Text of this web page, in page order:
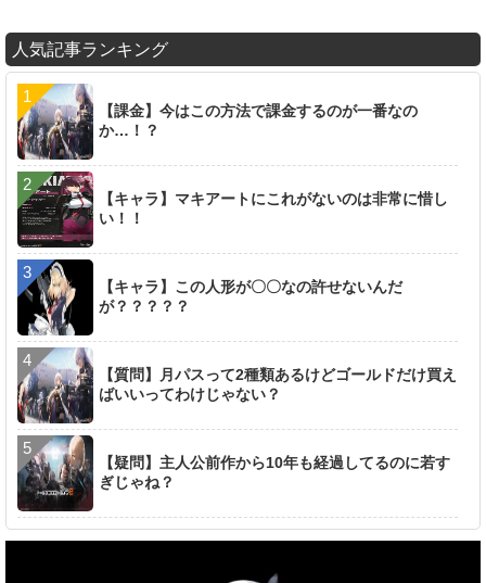
人気記事ランキング
【課金】今はこの方法で課金するのが一番なの
か…！？
【キャラ】マキアートにこれがないのは非常に惜し
い！！
【キャラ】この人形が〇〇なの許せないんだ
が？？？？？
【質問】月パスって2種類あるけどゴールドだけ買え
ばいいってわけじゃない？
【疑問】主人公前作から10年も経過してるのに若す
ぎじゃね？